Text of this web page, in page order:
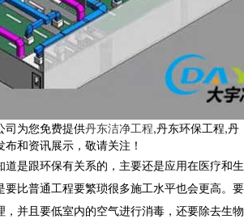
司为您免费提供丹东洁净工程,丹东环保工程,丹
和资讯展示，敬请关注！
道是跟环保有关系的，主要还是应用在医疗和生
要比普通工程要繁琐很多施工水平也会更高。要
并且要低室内的空气进行消毒，还要除去生物